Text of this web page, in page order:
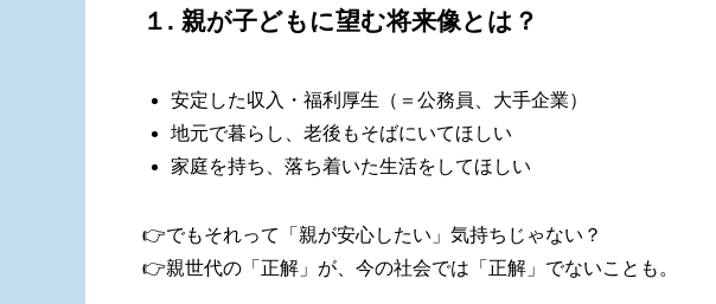
１. 親が子どもに望む将来像とは？
安定した収入・福利厚生（＝公務員、大手企業）
地元で暮らし、老後もそばにいてほしい
家庭を持ち、落ち着いた生活をしてほしい
👉でもそれって「親が安心したい」気持ちじゃない？
👉親世代の「正解」が、今の社会では「正解」でないことも。